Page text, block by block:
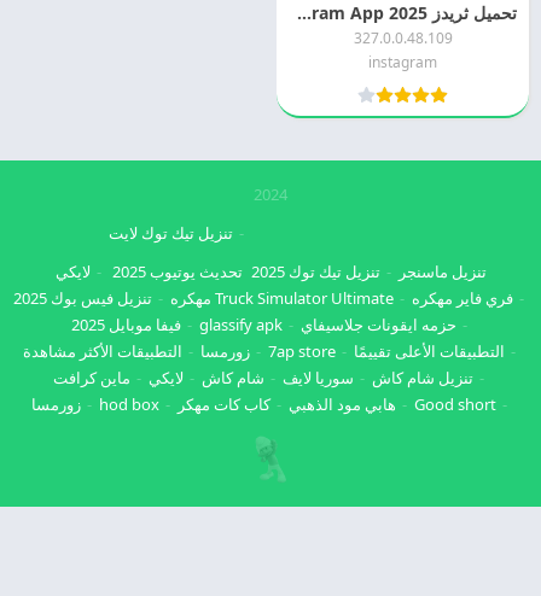
تحميل ثريدز 2025 Threads An Instagram App اخر اصدار
327.0.0.48.109
instagram
2024
تنزيل ماسنجر تنزيل تيك توك 2025
تنزيل تيك توك لايت
تحديث يوتيوب 2025
لايكي
فري فاير مهكره
Truck Simulator Ultimate مهكره
تنزيل فيس بوك 2025
حزمه ايقونات جلاسيفاي
glassify apk
فيفا موبايل 2025
التطبيقات الأعلى تقييمًا
7ap store زورمسا
التطبيقات الأكثر مشاهدة
تنزيل شام كاش
سوريا لايف شام كاش لايكي
ماين كرافت
Good short
هابي مود الذهبي كاب كات مهكر hod box زورمسا